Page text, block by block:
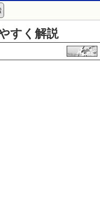
すく解説